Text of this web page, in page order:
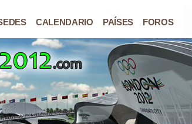
CALENDARIO PAÍSES FOROS